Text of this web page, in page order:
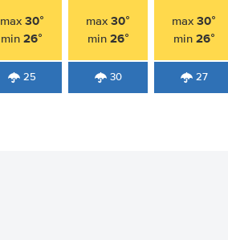
max 30°
min26°
25
max30°
min 26°
30
max30°
min 26°
27